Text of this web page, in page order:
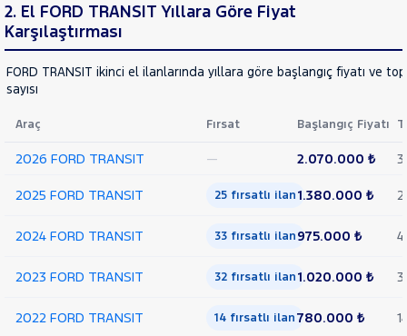
16+1
Minibüs
Tek
Teker
Minibüs
Çift
Arka
KAMYONET
KASALI
300
2. El FORD TRANSIT Yıllara Göre Fiyat
Karşılaştırması
FORD TRANSIT ikinci el ilanlarında yıllara göre başlangıç fiyatı ve
sayısı
Araç Fırsat Başlangıç Fiyatı
2026 FORD TRANSIT — 2.070.000 ₺ 3
2025 FORD TRANSIT 25 fırsatlı ilan1.380.000 ₺
2024 FORD TRANSIT 33 fırsatlı ilan975.000 ₺ 41
2023 FORD TRANSIT 32 fırsatlı ilan1.020.000 ₺
2022 FORD TRANSIT 14 fırsatlı ilan780.000 ₺